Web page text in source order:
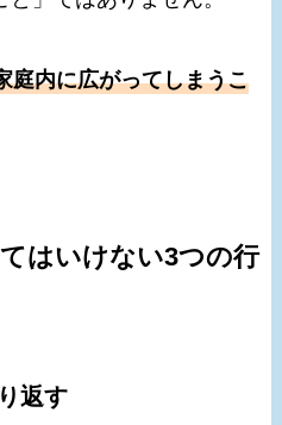
庭内に広がってしまうこ
はいけない3つの行
返す